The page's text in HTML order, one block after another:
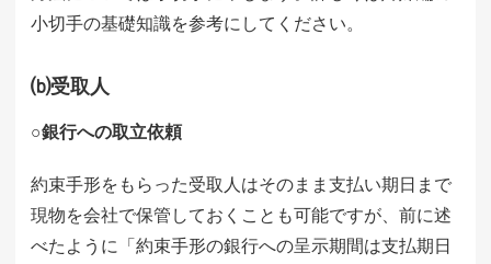
小切手の基礎知識を参考にしてください。
⒝受取人
○銀行への取立依頼
約束手形をもらった受取人はそのまま支払い期日まで
現物を会社で保管しておくことも可能ですが、前に述
べたように「約束手形の銀行への呈示期間は支払期日